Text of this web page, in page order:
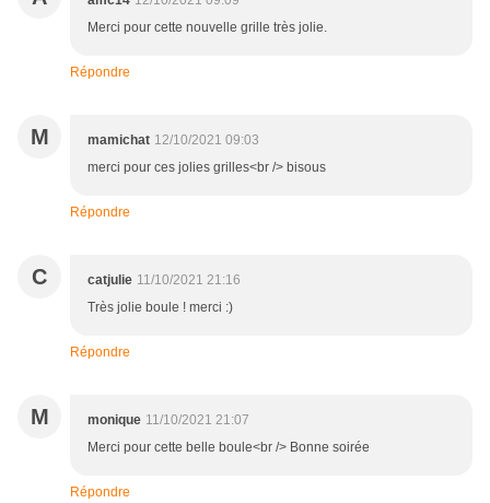
Merci pour cette nouvelle grille très jolie.
Répondre
M mamichat 12/10/2021 09:03
merci pour ces jolies grilles<br /> bisous
Répondre
C catjulie 11/10/2021 21:16
Très jolie boule ! merci :)
Répondre
M monique 11/10/2021 21:07
Merci pour cette belle boule<br /> Bonne soirée
Répondre